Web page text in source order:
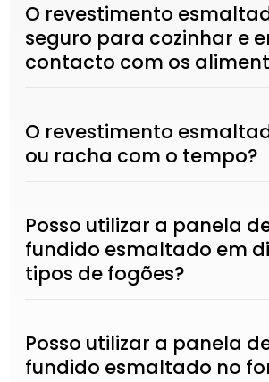
O revestimento
seguro para cozinhar e
contacto com os
O revestimento
ou racha com o tempo?
Posso utilizar a panela
fundido esmaltado em
tipos de fogões?
Posso utilizar a panela
fundido esmaltado no